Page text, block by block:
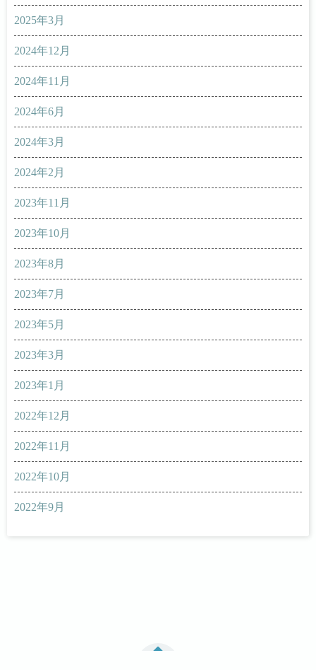
2025年3月
2024年12月
2024年11月
2024年6月
2024年3月
2024年2月
2023年11月
2023年10月
2023年8月
2023年7月
2023年5月
2023年3月
2023年1月
2022年12月
2022年11月
2022年10月
2022年9月